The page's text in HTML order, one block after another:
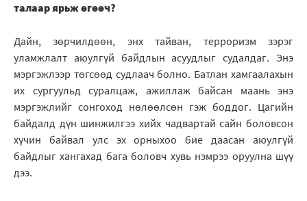
талаар ярьж өгөөч?
Дайн, зөрчилдөөн, энх тайван, терроризм зэрэг
уламжлалт аюулгүй байдлын асуудлыг судалдаг. Энэ
мэргэжлээр төгсөөд судлаач болно. Батлан хамгаалахын
их сургуульд суралцаж, ажиллаж байсан маань энэ
мэргэжлийг сонгоход нөлөөлсөн гэж боддог. Цагийн
байдалд дүн шинжилгээ хийх чадвартай сайн боловсон
хүчин байвал улс эх орныхоо бие даасан аюулгүй
байдлыг хангахад бага боловч хувь нэмрээ оруулна шүү
дээ.